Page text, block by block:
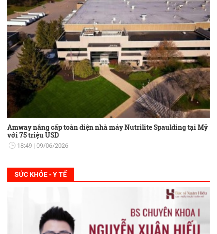
Amway nâng cấp toàn diện nhà máy Nutrilite Spaulding tại Mỹ
với 75 triệu USD
18:49 09/06/2026
SỨC KHỎE - Y TẾ